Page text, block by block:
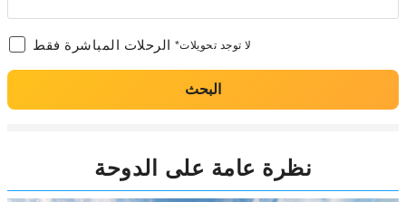
الرحلات المباشرة فقط *لا توجد تحويلات
البحث
نظرة عامة على الدوحة